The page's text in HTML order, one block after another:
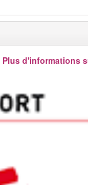
Plus d'informations